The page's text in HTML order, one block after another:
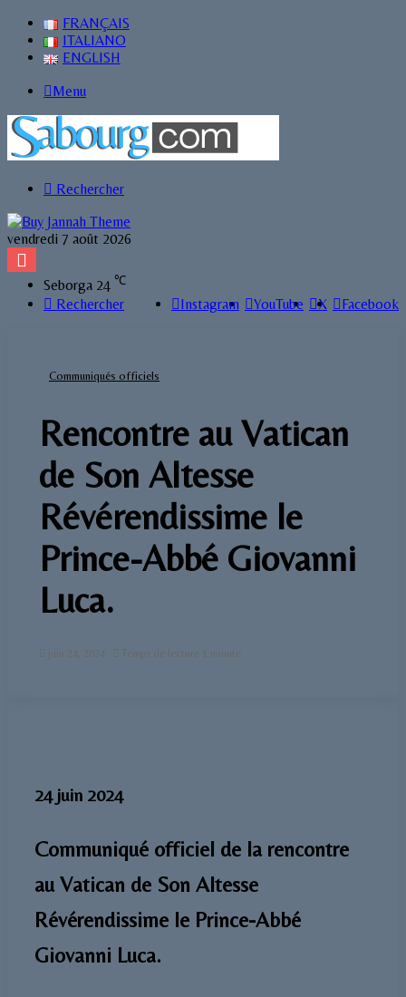
FRANÇAIS
ITALIANO
ENGLISH
Menu
Rechercher
vendredi 7 août 2026
Seborga 24 ℃
Facebook
X
YouTube
Instagram
Rechercher
Communiqués officiels
Rencontre au Vatican
de Son Altesse
Révérendissime le
Prince-Abbé Giovanni
Luca.
juin 24, 2024 Temps de lecture 1 minute
24 juin 2024
Communiqué officiel de la rencontre
au Vatican de Son Altesse
Révérendissime le Prince-Abbé
Giovanni Luca.